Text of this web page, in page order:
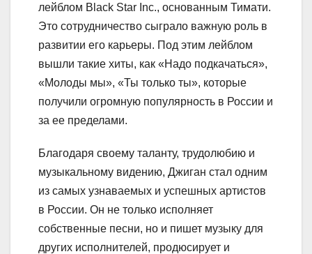
лейблом Black Star Inc., основанным Тимати.
Это сотрудничество сыграло важную роль в
развитии его карьеры. Под этим лейблом
вышли такие хиты, как «Надо подкачаться»,
«Молоды мы», «Ты только ты», которые
получили огромную популярность в России и
за ее пределами.
Благодаря своему таланту, трудолюбию и
музыкальному видению, Джиган стал одним
из самых узнаваемых и успешных артистов
в России. Он не только исполняет
собственные песни, но и пишет музыку для
других исполнителей, продюсирует и